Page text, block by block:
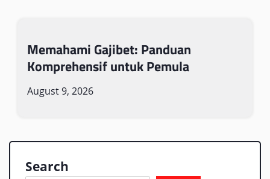
Memahami Gajibet: Panduan
Komprehensif untuk Pemula
August 9, 2026
Search